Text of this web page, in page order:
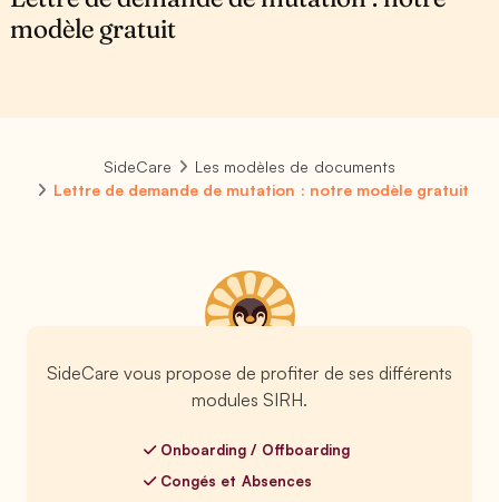
modèle gratuit
SideCare
Les modèles de documents
Lettre de demande de mutation : notre modèle gratuit
SideCare vous propose de profiter de ses différents
modules SIRH.
Onboarding / Offboarding
Congés et Absences